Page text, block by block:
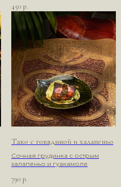
450 р.
Тако с говядиной и халапеньо
Сочная грудинка с острым
халапеньо и гуакамоле
790 р.